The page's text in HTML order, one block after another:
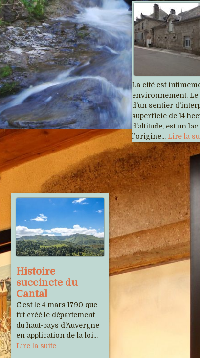
Histoire
succincte du
Cantal
C’est le 4 mars 1790 que
fut créé le département
du haut-pays d’Auvergne
en application de la loi...
Lire la suite
La cité est
environnement. Le
d'un sentier
superficie de 14
d’altitude, est un
l’origine... Lire la
Auvergne
Un nouveau site